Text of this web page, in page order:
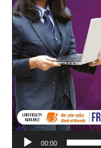
00:00